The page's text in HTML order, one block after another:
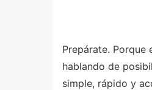
Prepárate.
hablando de
simple, rápido y